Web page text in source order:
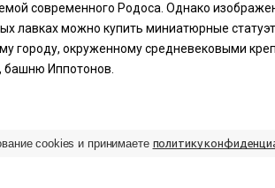
современного Родоса. Однако
лавках можно купить миниатюрные
городу, окруженному средневековыми
башню Иппотонов.
cookies и принимаете политику